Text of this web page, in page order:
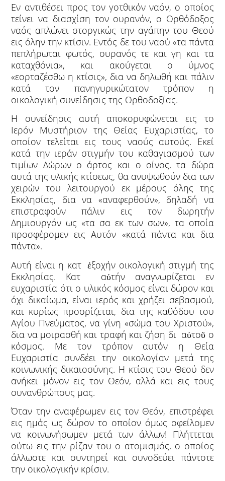
Εν αντιθέσει προς τον γοτθικόν ναόν, ο οποίος
τείνει να διασχίση τον ουρανόν, ο Ορθόδοξος
ναός απλώνει στοργικώς την αγάπην του Θεού
εις όλην την κτίσιν. Εντός δε του ναού «τα πάντα
πεπλήρωται φωτός, ουρανός τε και γη και τα
καταχθόνια», και ακούγεται ο ύμνος
«εορταζέσθω η κτίσις», δια να δηλωθή και πάλιν
κατά τον πανηγυρικώτατον τρόπον η
οικολογική συνείδησις της Ορθοδοξίας.
Η συνείδησις αυτή αποκορυφώνεται εις το
Ιερόν Μυστήριον της Θείας Ευχαριστίας, το
οποίον τελείται εις τους ναούς αυτούς. Εκεί
κατά την ιεράν στιγμήν του καθαγιασμού των
τιμίων Δώρων ο άρτος και ο οίνος, τα δώρα
αυτά της υλικής κτίσεως, θα ανυψωθούν δια των
χειρών του λειτουργού εκ μέρους όλης της
Εκκλησίας, δια να «αναφερθούν», δηλαδή να
επιστραφούν πάλιν εις τον δωρητήν
Δημιουργόν ως «τα σα εκ των σων», τα οποία
προσφέρομεν εις Αυτόν «κατά πάντα και δια
πάντα».
Αυτή είναι η κατ ἐξοχήν οικολογική στιγμή της
Εκκλησίας. Κατ αὐτήν αναγνωρίζεται εν
ευχαριστία ότι ο υλικός κόσμος είναι δώρον και
όχι δικαίωμα, είναι ιερός και χρήζει σεβασμού,
και κυρίως προορίζεται, δια της καθόδου του
Αγίου Πνεύματος, να γίνη «σώμα του Χριστού»,
δια να μοιρασθή και τραφή και ζήση δι αὐτοῦ ο
κόσμος. Με τον τρόπον αυτόν η Θεία
Ευχαριστία συνδέει την οικολογίαν μετά της
κοινωνικής δικαιοσύνης. Η κτίσις του Θεού δεν
ανήκει μόνον εις τον Θεόν, αλλά και εις τους
συνανθρώπους μας.
Όταν την αναφέρωμεν εις τον Θεόν, επιστρέφει
εις ημάς ως δώρον το οποίον όμως οφείλομεν
να κοινωνήσωμεν μετά των άλλων! Πλήττεται
ούτω εις την ρίζαν του ο ατομισμός, ο οποίος
άλλωστε και συντηρεί και συνοδεύει πάντοτε
την οικολογικήν κρίσιν.